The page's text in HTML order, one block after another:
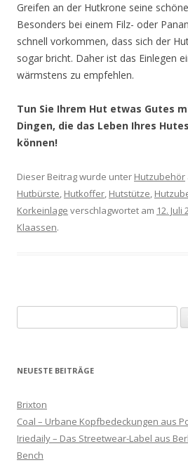
Greifen an der Hutkrone seine
Besonders bei einem Filz- oder
schnell vorkommen, dass sich der
sogar bricht. Daher ist das Einlegen
wärmstens zu empfehlen.
Tun Sie Ihrem Hut etwas Gutes
Dingen, die das Leben Ihres
können!
Dieser Beitrag wurde unter Hutzubehör
Hutbürste, Hutkoffer, Hutstütze,
Korkeinlage verschlagwortet am 12. Juli
Klaassen.
nach:
NEUESTE BEITRÄGE
Brixton
Coal – Urbane Kopfbedeckungen aus
Iriedaily – Das Streetwear-Label aus
Bench